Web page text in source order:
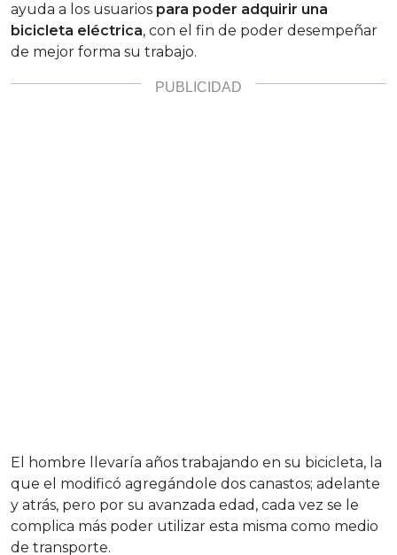
ayuda a los usuarios para poder adquirir una
bicicleta eléctrica, con el fin de poder desempeñar
de mejor forma su trabajo.
El hombre llevaría años trabajando en su bicicleta, la
que el modificó agregándole dos canastos; adelante
y atrás, pero por su avanzada edad, cada vez se le
complica más poder utilizar esta misma como medio
de transporte.